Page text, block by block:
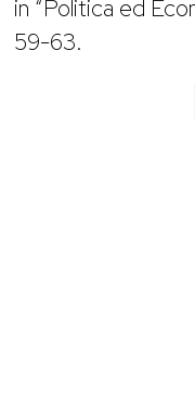
in “Politica ed
59-63.